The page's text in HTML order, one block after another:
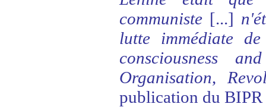
communiste [...]
lutte immédiate
consciousness
Organisation,
publication du BIPR